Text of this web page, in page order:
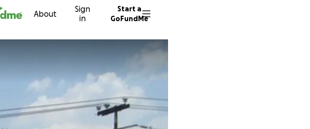
About
Sign
in
Start a
GoFundMe